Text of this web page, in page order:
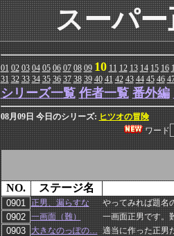
スーパー
01 02 03 04 05 06 07 08 09 10 11 12 13 14 15 16
31 32 33 34 35 36 37 38 39 40 41 42 43 44 45 46
シリーズ一覧 作者一覧 番外編
08月09日 今日のシリーズ: ヒツオの冒険
ワード
NO. ステージ名
正男、漏らすな
やってみれば題名
一画面（難）
一画面正男です。
大きなのっぽの… 適当に作った正男